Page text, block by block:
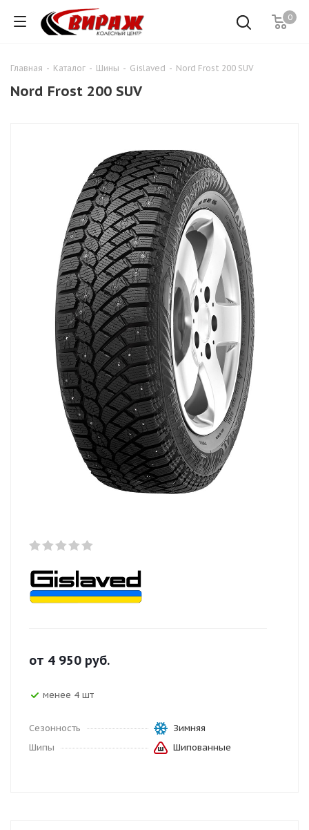
0
Главная - Каталог - Шины - Gislaved - Nord Frost 200 SUV
Nord Frost 200 SUV
от 4 950 руб.
менее 4 шт
Сезонность
Зимняя
Шипы
Шипованные